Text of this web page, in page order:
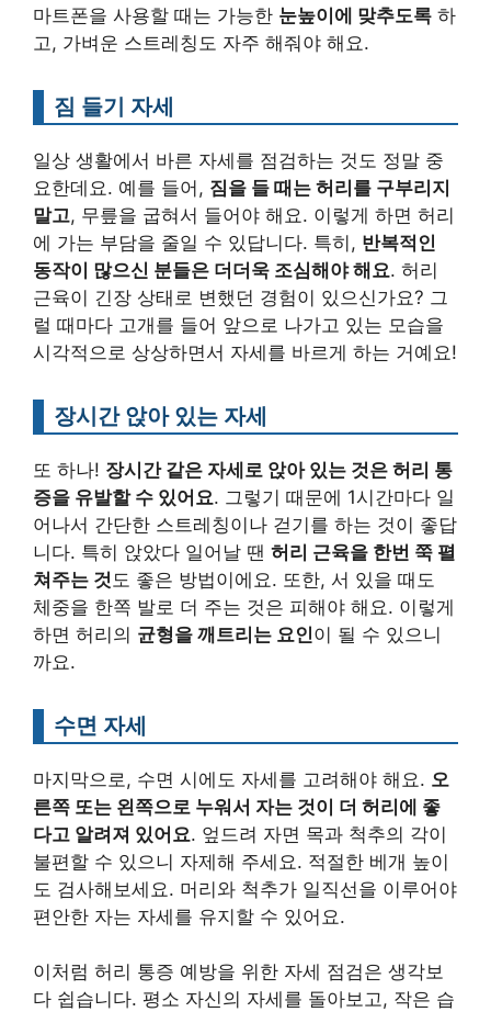
마트폰을 사용할 때는 가능한 눈높이에 맞추도록 하
고, 가벼운 스트레칭도 자주 해줘야 해요.
짐 들기 자세
일상 생활에서 바른 자세를 점검하는 것도 정말 중
요한데요. 예를 들어, 짐을 들 때는 허리를 구부리지
말고, 무릎을 굽혀서 들어야 해요. 이렇게 하면 허리
에 가는 부담을 줄일 수 있답니다. 특히, 반복적인
동작이 많으신 분들은 더더욱 조심해야 해요. 허리
근육이 긴장 상태로 변했던 경험이 있으신가요? 그
럴 때마다 고개를 들어 앞으로 나가고 있는 모습을
시각적으로 상상하면서 자세를 바르게 하는 거예요!
장시간 앉아 있는 자세
또 하나! 장시간 같은 자세로 앉아 있는 것은 허리 통
증을 유발할 수 있어요. 그렇기 때문에 1시간마다 일
어나서 간단한 스트레칭이나 걷기를 하는 것이 좋답
니다. 특히 앉았다 일어날 땐 허리 근육을 한번 쭉 펼
쳐주는 것 도 좋은 방법이에요. 또한, 서 있을 때도
체중을 한쪽 발로 더 주는 것은 피해야 해요. 이렇게
하면 허리의 균형을 깨트리는 요인이 될 수 있으니
까요.
수면 자세
마지막으로, 수면 시에도 자세를 고려해야 해요. 오
른쪽 또는 왼쪽으로 누워서 자는 것이 더 허리에 좋
다고 알려져 있어요. 엎드려 자면 목과 척추의 각이
불편할 수 있으니 자제해 주세요. 적절한 베개 높이
도 검사해보세요. 머리와 척추가 일직선을 이루어야
편안한 자는 자세를 유지할 수 있어요.
이처럼 허리 통증 예방을 위한 자세 점검은 생각보
다 쉽습니다. 평소 자신의 자세를 돌아보고, 작은 습